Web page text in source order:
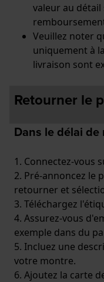
valeur au
Veuillez noter
uniquement à
livraison sont
Retourner le
Dans le délai
1. Connectez-vous
2. Pré-annoncez le
retourner et
3. Téléchargez
4. Assurez-vous
exemple dans du
5. Incluez une
votre montre.
6. Ajoutez la carte